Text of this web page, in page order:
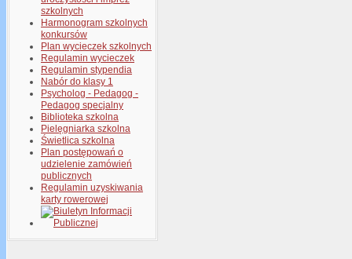
szkolnych
Harmonogram szkolnych
konkursów
Plan wycieczek szkolnych
Regulamin wycieczek
Regulamin stypendia
Nabór do klasy 1
Psycholog - Pedagog -
Pedagog specjalny
Biblioteka szkolna
Pielęgniarka szkolna
Świetlica szkolna
Plan postępowań o
udzielenie zamówień
publicznych
Regulamin uzyskiwania
karty rowerowej